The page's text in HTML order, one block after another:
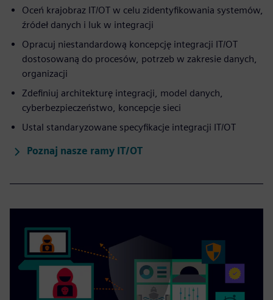
Oceń krajobraz IT/OT w celu zidentyfikowania systemów,
źródeł danych i luk w integracji
Opracuj niestandardową koncepcję integracji IT/OT
dostosowaną do procesów, potrzeb w zakresie danych,
organizacji
Zdefiniuj architekturę integracji, model danych,
cyberbezpieczeństwo, koncepcje sieci
Ustal standaryzowane specyfikacje integracji IT/OT
Poznaj nasze ramy IT/OT